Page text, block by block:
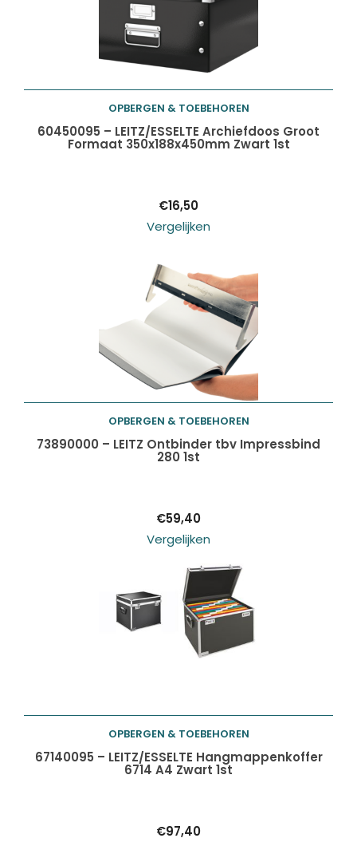
Toevoegen aan
OPBERGEN & TOEBEHOREN
60450095 – LEITZ/ESSELTE Archiefdoos Groot
Formaat 350x188x450mm Zwart 1st
€16,50
Vergelijken
Toevoegen aan
OPBERGEN & TOEBEHOREN
73890000 – LEITZ Ontbinder tbv Impressbind
280 1st
€59,40
Vergelijken
Toevoegen aan
OPBERGEN & TOEBEHOREN
67140095 – LEITZ/ESSELTE Hangmappenkoffer
6714 A4 Zwart 1st
€97,40